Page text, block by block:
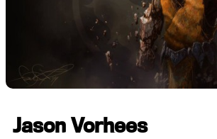
Jason Vorhees